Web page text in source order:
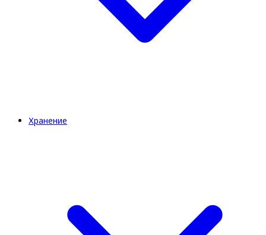
Хранение